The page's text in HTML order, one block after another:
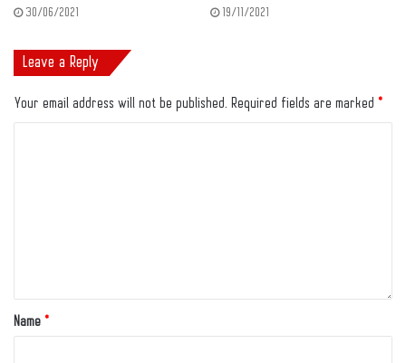
30/06/2021 19/11/2021
Leave a Reply
Your email address will not be published. Required fields are marked *
Name *